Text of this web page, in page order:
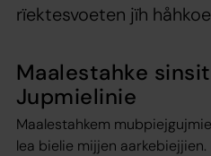
rïektesvoeten jïh
Maalestahke
Jupmielinie
Maalestahkem
lea bielie mijjen